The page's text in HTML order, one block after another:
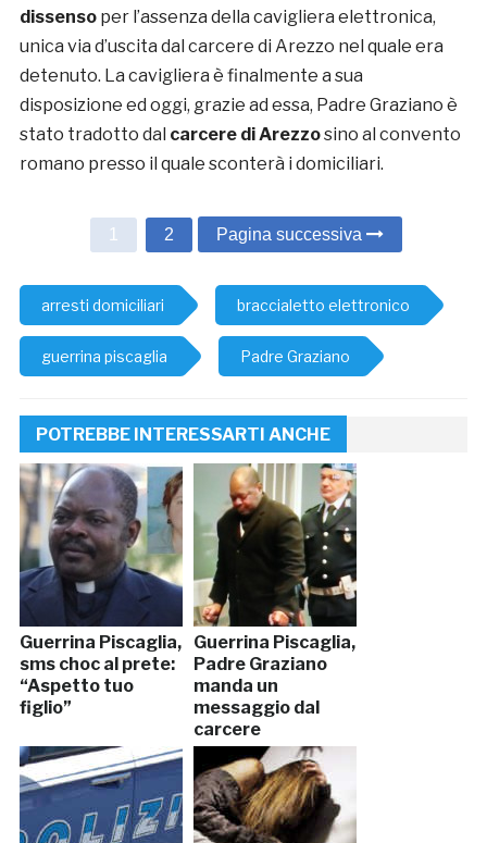
dissensoper l’assenza della cavigliera elettronica,
unica via d’uscita dal carcere di Arezzo nel quale era
detenuto. La cavigliera è finalmente a sua
disposizione ed oggi, grazie ad essa, Padre Graziano è
stato tradotto dal carcere di Arezzosino al convento
romano presso il quale sconterà i domiciliari.
1 2 Pagina successiva
arresti domiciliari braccialetto elettronico
guerrina piscaglia Padre Graziano
POTREBBE INTERESSARTI ANCHE
Guerrina Piscaglia,
sms choc al prete:
“Aspetto tuo
figlio”
Guerrina Piscaglia,
Padre Graziano
manda un
messaggio dal
carcere